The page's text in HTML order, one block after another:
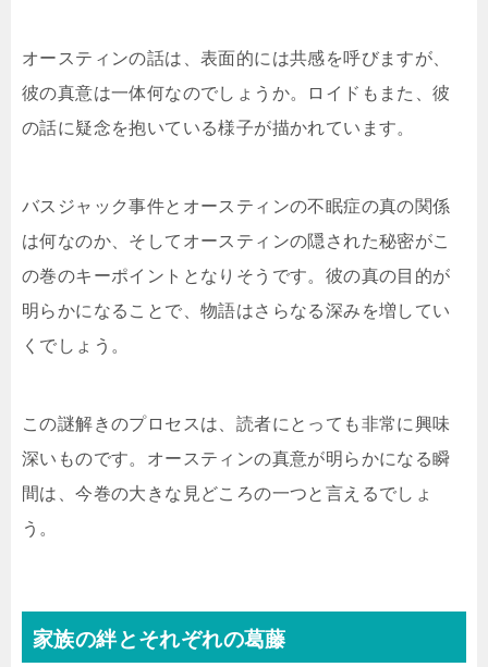
オースティンの話は、表面的には共感を呼びますが、
彼の真意は一体何なのでしょうか。ロイドもまた、彼
の話に疑念を抱いている様子が描かれています。
バスジャック事件とオースティンの不眠症の真の関係
は何なのか、そしてオースティンの隠された秘密がこ
の巻のキーポイントとなりそうです。彼の真の目的が
明らかになることで、物語はさらなる深みを増してい
くでしょう。
この謎解きのプロセスは、読者にとっても非常に興味
深いものです。オースティンの真意が明らかになる瞬
間は、今巻の大きな見どころの一つと言えるでしょ
う。
家族の絆とそれぞれの葛藤